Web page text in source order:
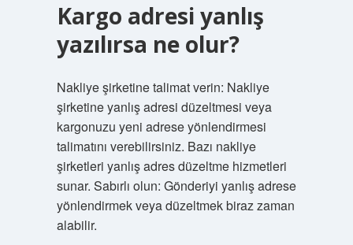
Kargo adresi yanlış
yazılırsa ne olur?
Nakliye şirketine talimat verin: Nakliye
şirketine yanlış adresi düzeltmesi veya
kargonuzu yeni adrese yönlendirmesi
talimatını verebilirsiniz. Bazı nakliye
şirketleri yanlış adres düzeltme hizmetleri
sunar. Sabırlı olun: Gönderiyi yanlış adrese
yönlendirmek veya düzeltmek biraz zaman
alabilir.